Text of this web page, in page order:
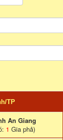
TP
An Giang
1 Gia phả)